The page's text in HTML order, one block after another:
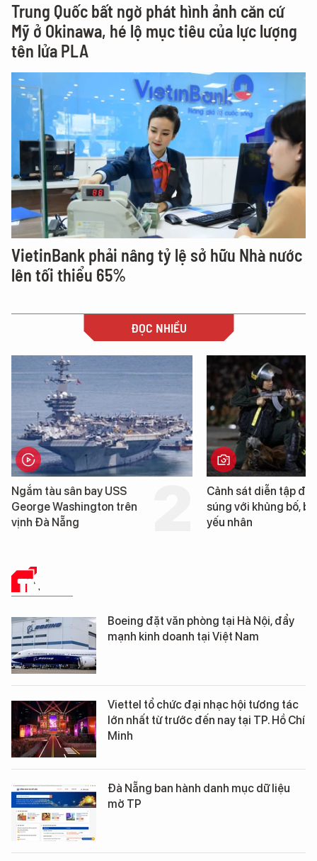
Trung Quốc bất ngờ phát hình ảnh căn cứ
Mỹ ở Okinawa, hé lộ mục tiêu của lực lượng
tên lửa PLA
VietinBank phải nâng tỷ lệ sở hữu Nhà nước
lên tối thiểu 65%
ĐỌC NHIỀU
Ngắm tàu sân bay USS
George Washington trên
vịnh Đà Nẵng
Cảnh sát diễn tập
súng với khủng bố,
yếu nhân
TIN TỨC
Boeing đặt văn phòng tại Hà Nội, đẩy
mạnh kinh doanh tại Việt Nam
Viettel tổ chức đại nhạc hội tương tác
lớn nhất từ trước đến nay tại TP. Hồ Chí
Minh
Đà Nẵng ban hành danh mục dữ liệu
mở TP